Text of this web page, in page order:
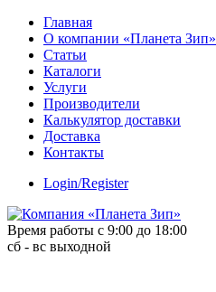
Skip
content
Главная
О компании «Планета Зип»
Статьи
Каталоги
Услуги
Производители
Калькулятор доставки
Доставка
Контакты
Login/Register
Время работы с 9:00 до 18:00
сб - вс выходной